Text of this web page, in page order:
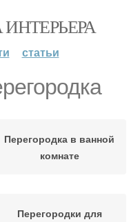
статьи
Перегородка в ванной
комнате
Перегородки для